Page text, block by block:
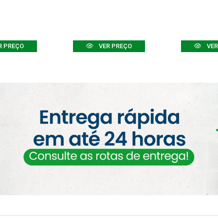
PREÇO VER PREÇO